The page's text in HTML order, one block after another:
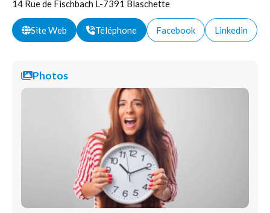
14 Rue de Fischbach L-7391 Blaschette
Site Web Téléphone Facebook Linkedin
Photos